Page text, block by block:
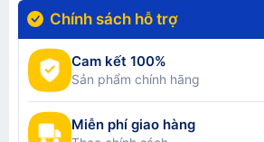
Chính sách hỗ trợ
Cam kết 100%
Sản phẩm chính hãng
Miễn phí giao hàng